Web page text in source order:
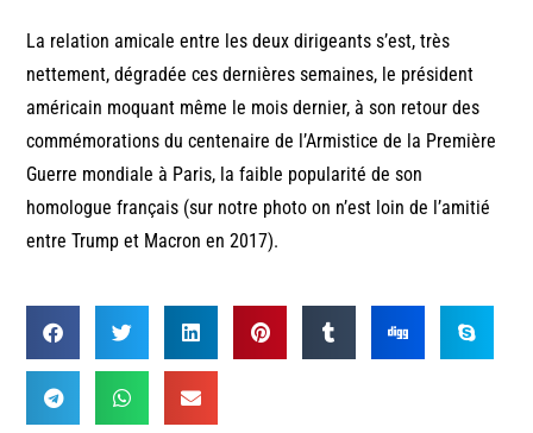
La relation amicale entre les deux dirigeants s’est, très
nettement, dégradée ces dernières semaines, le président
américain moquant même le mois dernier, à son retour des
commémorations du centenaire de l’Armistice de la Première
Guerre mondiale à Paris, la faible popularité de son
homologue français (sur notre photo on n’est loin de l’amitié
entre Trump et Macron en 2017).